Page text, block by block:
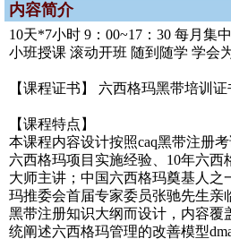
内容简介
10天*7小时 9：00~17：30 每月集
小班授课 滚动开班 随到随学 学会
【课程证书】 六西格玛黑带培训证
【课程特点】
本课程内容设计按照caq黑带注册
六西格玛项目实施经验、10年六西
大师主讲；中国六西格玛奠基人之
玛推委会首届专家委员张驰先生亲
黑带注册知识大纲而设计，内容覆
统阐述六西格玛管理的改善模型